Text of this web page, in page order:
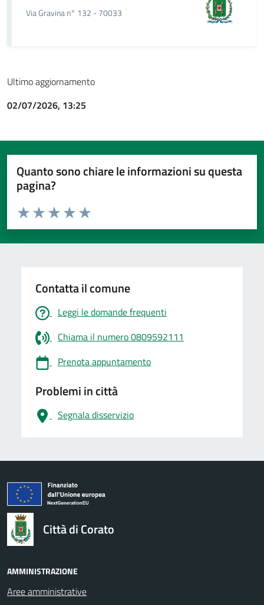
Via Gravina n° 132 - 70033
Ultimo aggiornamento
02/07/2026, 13:25
Quanto sono chiare le informazioni su questa
pagina?
Valuta da 1 a 5 stelle la pagina
Valuta 5 stelle su 5
Valuta 4 stelle su 5
Valuta 3 stelle su 5
Valuta 2 stelle su 5
Valuta 1 stelle su 5
Contatta il comune
Leggi le domande frequenti
Chiama il numero 0809592111
Prenota appuntamento
Problemi in città
Segnala disservizio
logo Unione Europea
Città di Corato
AMMINISTRAZIONE
Aree amministrative